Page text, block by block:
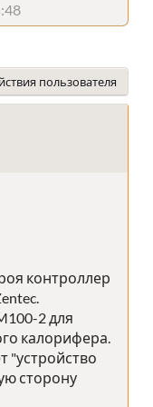
пользователя
контроллер
2 для
калорифера.
"устройство
сторону